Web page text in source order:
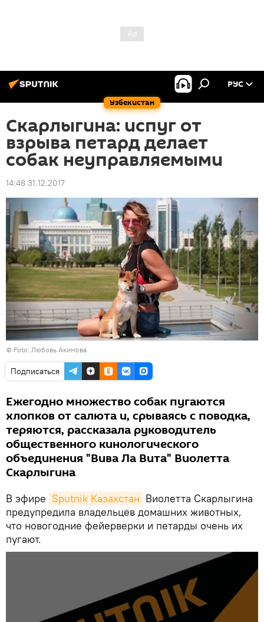
Узбекистан
РУС
Скарлыгина: испуг от
взрыва петард делает
собак неуправляемыми
14:48 31.12.2017
© Foto: Любовь Акимова
Подписаться
Ежегодно множество собак пугаются
хлопков от салюта и, срываясь с поводка,
теряются, рассказала руководитель
общественного кинологического
объединения "Вива Ла Вита" Виолетта
Скарлыгина
В эфире Sputnik Казахстан Виолетта Скарлыгина
предупредила владельцев домашних животных,
что новогодние фейерверки и петарды очень их
пугают.